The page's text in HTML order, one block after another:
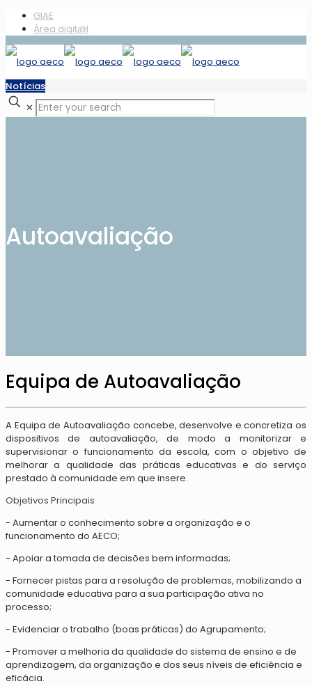
GIAE
Área digit@l
Notícias
✕
Autoavaliação
Equipa de Autoavaliação
A Equipa de Autoavaliação concebe, desenvolve e concretiza os
dispositivos de autoavaliação, de modo a monitorizar e
supervisionar o funcionamento da escola, com o objetivo de
melhorar a qualidade das práticas educativas e do serviço
prestado à comunidade em que insere.
Objetivos Principais
- Aumentar o conhecimento sobre a organização e o
funcionamento do AECO;
- Apoiar a tomada de decisões bem informadas;
- Fornecer pistas para a resolução de problemas, mobilizando a
comunidade educativa para a sua participação ativa no
processo;
- Evidenciar o trabalho (boas práticas) do Agrupamento;
- Promover a melhoria da qualidade do sistema de ensino e de
aprendizagem, da organização e dos seus níveis de eficiência e
eficácia.